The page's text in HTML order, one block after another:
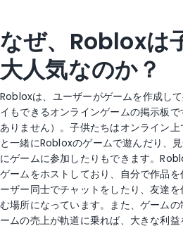
なぜ、Robloxは
大人気なのか？
Robloxは、ユーザーがゲームを作成し
イもできるオンラインゲームの掲示板
ありません）。子供たちはオンライン
と一緒にRobloxのゲームで遊んだり、
にゲームに参加したりもできます。
ゲームをホストしており、自分で作品
ーザー同士でチャットをしたり、友達
む場所になっています。また、ゲーム
ームの売上が軌道に乗れば、大きな利益